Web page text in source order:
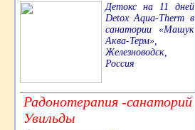
Детокс на 11 дней
Detox Aqua-Therm в
санатории «Машук
Аква-Терм»,
Железноводск,
Россия
Радонотерапия -санаторий
Увильды